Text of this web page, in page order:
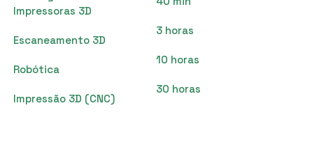
Impressoras 3D
Escaneamento 3D
Robótica
Impressão 3D (CNC)
3 horas
10 horas
30 horas